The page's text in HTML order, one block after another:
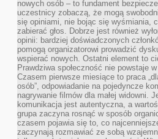
nowych osób – to fundament
uczestnicy zobaczą, że mogą
się opiniami, nie bojąc się wyśmiania,
zabierać głos. Dobrze jest również
opinii: bardziej doświadczonych
pomogą organizatorowi prowadzić
wspierać nowych. Ostatni element to
Prawdziwa społeczność nie powstaje
Czasem pierwsze miesiące to praca
osób”, odpowiadanie na pojedyncze
nagrywanie filmów dla małej widowni.
komunikacja jest autentyczna, a
grupa zaczyna rosnąć w sposób
czasem pojawia się to, co
zaczynają rozmawiać ze sobą